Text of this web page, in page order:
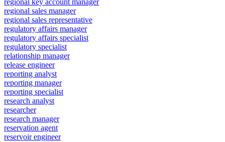
regional sales manager
regional sales representative
regulatory affairs manager
regulatory affairs specialist
regulatory specialist
relationship manager
release engineer
reporting analyst
reporting manager
reporting specialist
research analyst
researcher
research manager
reservation agent
reservoir engineer